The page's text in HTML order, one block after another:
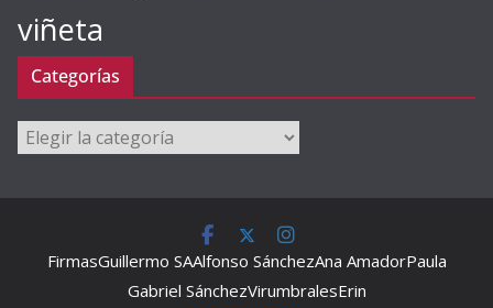
viñeta
Categorías
Categorías
FirmasGuillermo SAAlfonso SánchezAna AmadorPaula
Gabriel SánchezVirumbralesErin